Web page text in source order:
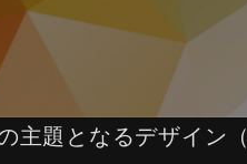
主題となるデザイン（